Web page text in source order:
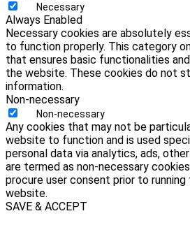
Necessary
Always Enabled
Necessary cookies are absolutely
to function properly. This category
that ensures basic functionalities
the website. These cookies do not
information.
Non-necessary
Non-necessary
Any cookies that may not be
website to function and is used
personal data via analytics, ads,
are termed as non-necessary
procure user consent prior to
website.
SAVE & ACCEPT